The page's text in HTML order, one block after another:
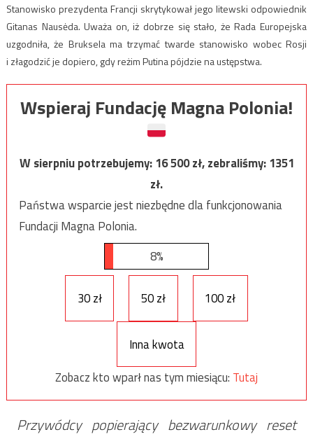
Stanowisko prezydenta Francji skrytykował jego litewski odpowiednik
Gitanas Nausėda. Uważa on, iż dobrze się stało, że Rada Europejska
uzgodniła, że Bruksela ma trzymać twarde stanowisko wobec Rosji
i złagodzić je dopiero, gdy reżim Putina pójdzie na ustępstwa.
Wspieraj Fundację Magna Polonia!
W sierpniu potrzebujemy:16 500zł, zebraliśmy:1351
zł.
Państwa wsparcie jest niezbędne dla funkcjonowania
Fundacji Magna Polonia.
8%
30 zł 50 zł 100 zł
Inna kwota
Zobacz kto wparł nas tym miesiącu: Tutaj
Przywódcy popierający bezwarunkowy reset